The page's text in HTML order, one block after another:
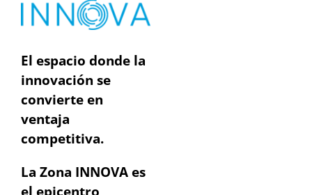
El espacio donde la
innovación se
convierte en
ventaja
competitiva.
La Zona INNOVA es
el epicentro